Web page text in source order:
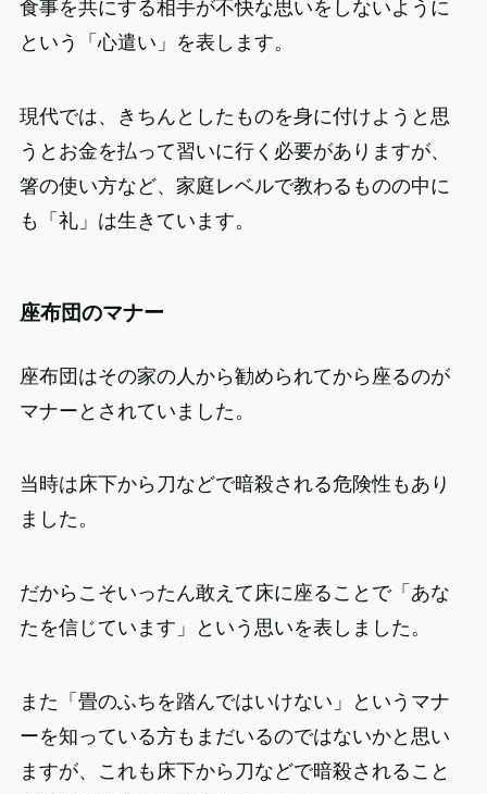
食事を共にする相手が不快な思いをしないように
という「心遣い」を表します。
現代では、きちんとしたものを身に付けようと思
うとお金を払って習いに行く必要がありますが、
箸の使い方など、家庭レベルで教わるものの中に
も「礼」は生きています。
座布団のマナー
座布団はその家の人から勧められてから座るのが
マナーとされていました。
当時は床下から刀などで暗殺される危険性もあり
ました。
だからこそいったん敢えて床に座ることで「あな
たを信じています」という思いを表しました。
また「畳のふちを踏んではいけない」というマナ
ーを知っている方もまだいるのではないかと思い
ますが、これも床下から刀などで暗殺されること